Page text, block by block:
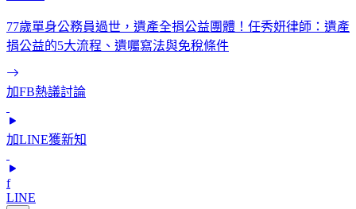
77歲單身公務員過世，遺產全捐公益團體！任秀妍律師：遺產
捐公益的5大流程、遺囑寫法與免稅條件
加FB熱議討論
加LINE獲新知
f
LINE